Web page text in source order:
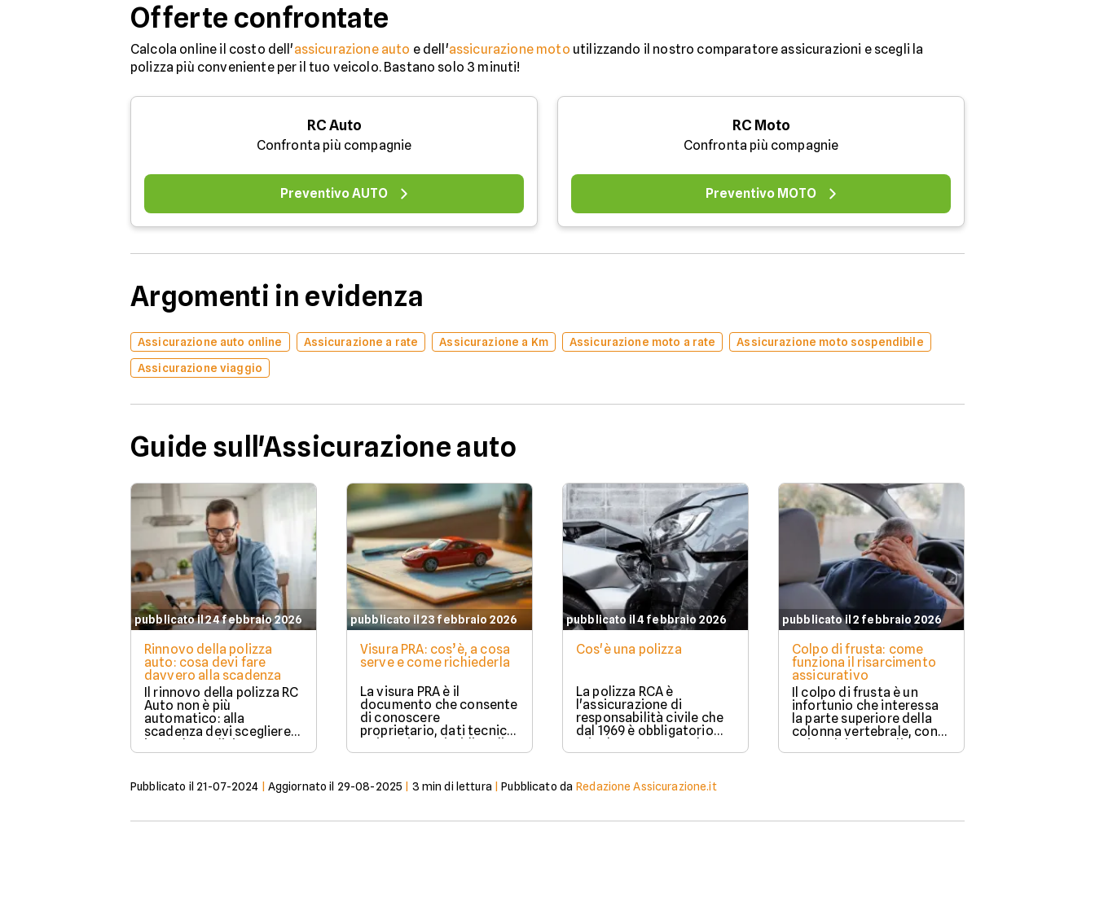
Offerte confrontate
Calcola online il costo dell'assicurazione auto e dell'assicurazione moto utilizzando il nostro comparatore assicurazioni e scegli la
polizza più conveniente per il tuo veicolo. Bastano solo 3 minuti!
RC Auto
Confronta più compagnie
Preventivo AUTO
RC Moto
Confronta più compagnie
Preventivo MOTO
Argomenti in evidenza
Assicurazione auto online Assicurazione a rate Assicurazione a Km Assicurazione moto a rate
Assicurazione moto sospendibile
Assicurazione viaggio
Guide sull'Assicurazione auto
pubblicato il 24 febbraio 2026
Rinnovo della polizza
auto: cosa devi fare
davvero alla scadenza
Il rinnovo della polizza RC
Auto non è più
automatico: alla
scadenza devi scegliere
rinnovare con la stessa
nuovo contratto.
pubblicato il 23 febbraio 2026
Visura PRA: cos’è, a cosa
serve e come richiederla
La visura PRA è il
documento che consente
di conoscere
proprietario, dati tecnici
un veicolo iscritto al
Automobilistico.
pubblicato il 4 febbraio 2026
Cos'è una polizza
La polizza RCA è
l'assicurazione di
responsabilità civile che
dal 1969 è obbligatorio
guidare in Italia un
pubblicato il 2 febbraio 2026
Colpo di frusta: come
funziona il risarcimento
assicurativo
Il colpo di frusta è un
infortunio che interessa
la parte superiore della
colonna vertebrale, con
muscoli, legamenti e
Pubblicato il 21-07-2024 Aggiornato il 29-08-2025 3 min di lettura |Pubblicato da Redazione Assicurazione.it